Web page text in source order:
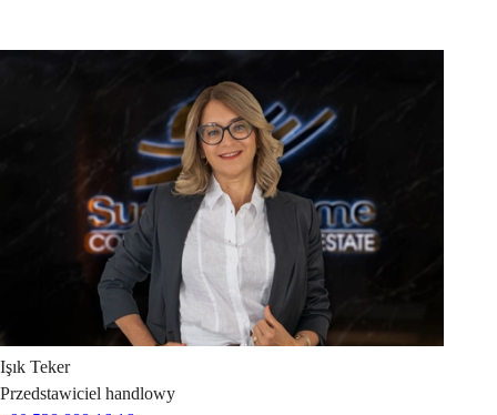
Işık Teker
Przedstawiciel handlowy